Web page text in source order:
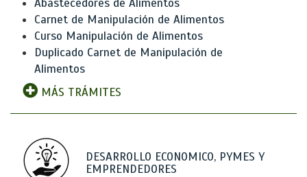
Abastecedores de Alimentos
Carnet de Manipulación de Alimentos
Curso Manipulación de Alimentos
Duplicado Carnet de Manipulación de
Alimentos
MÁS TRÁMITES
DESARROLLO ECONOMICO, PYMES Y
EMPRENDEDORES